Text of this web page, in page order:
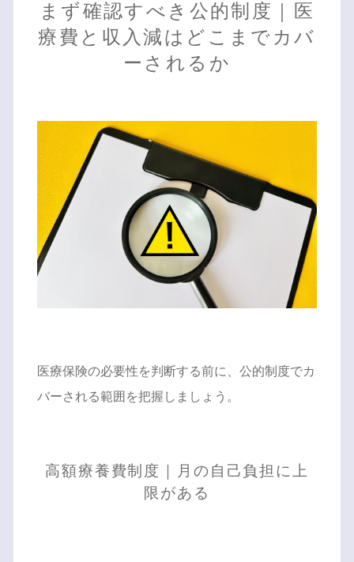
まず確認すべき公的制度｜医
療費と収入減はどこまでカバ
ーされるか
医療保険の必要性を判断する前に、公的制度でカ
バーされる範囲を把握しましょう。
高額療養費制度｜月の自己負担に上
限がある